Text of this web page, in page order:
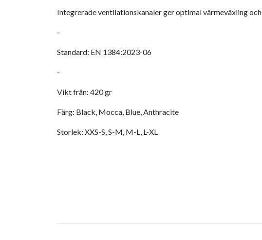
Integrerade ventilationskanaler ger optimal värmeväxling
-
Standard: EN 1384:2023-06
-
Vikt från: 420 gr
Färg: Black, Mocca, Blue, Anthracite
Storlek: XXS-S, S-M, M-L, L-XL